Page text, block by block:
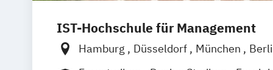
IST-Hochschule für Management
Hamburg Düsseldorf München
Weil am Rhein
Frankfurt am Main